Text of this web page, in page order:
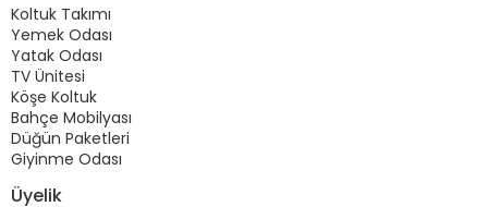
Koltuk Takımı
Yemek Odası
Yatak Odası
TV Ünitesi
Köşe Koltuk
Bahçe Mobilyası
Düğün Paketleri
Giyinme Odası
Üyelik